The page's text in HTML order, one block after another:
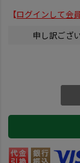
【ログインして会
申し訳ござ